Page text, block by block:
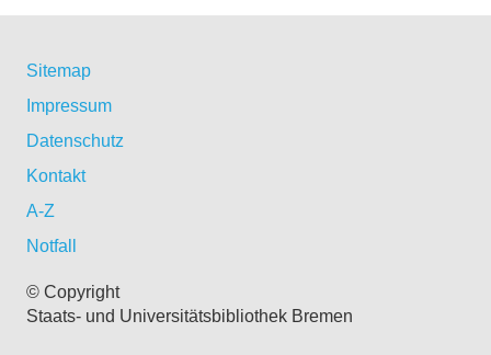
Sitemap
Impressum
Datenschutz
Kontakt
A-Z
Notfall
© Copyright
Staats- und Universitätsbibliothek Bremen